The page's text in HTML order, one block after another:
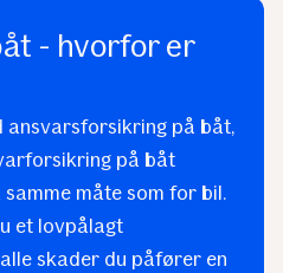
- hvorfor er
ansvarsforsikring på båt,
på båt
måte som for bil.
et lovpålagt
skader du påfører en